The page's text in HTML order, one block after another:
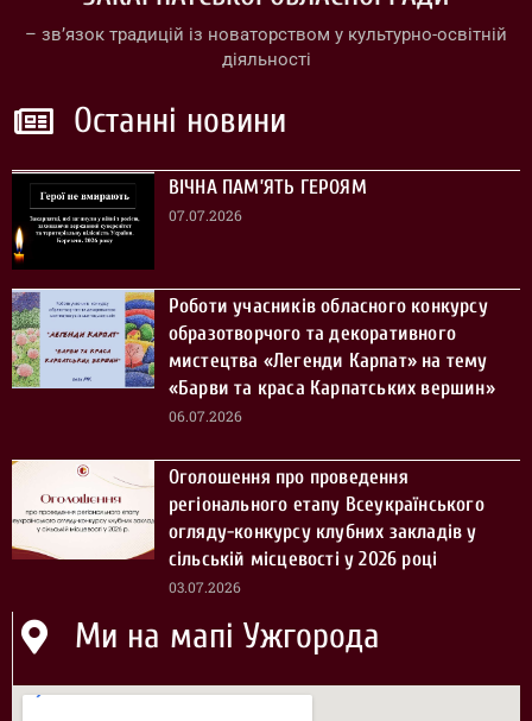
– зв’язок традицій із новаторством у культурно-освітній
діяльності
Останні новини
ВІЧНА ПАМ’ЯТЬ ГЕРОЯМ
07.07.2026
Роботи учасників обласного конкурсу
образотворчого та декоративного
мистецтва «Легенди Карпат» на тему
«Барви та краса Карпатських вершин»
06.07.2026
Оголошення про проведення
регіонального етапу Всеукраїнського
огляду-конкурсу клубних закладів у
сільській місцевості у 2026 році
03.07.2026
Ми на мапі Ужгорода